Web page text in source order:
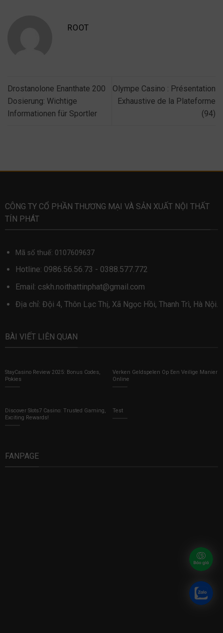
ROOT
Drostanolone Enanthate 200
Dosierung: Wichtige
Informationen für Sportler
Olympe Casino : Présentation
Exhaustive de la Plateforme
(94)
CÔNG TY CỔ PHẦN THƯƠNG MẠI VÀ SẢN XUẤT NỘI THẤT
TÍN PHÁT
Mã số thuế: 0107609637
Hotline: 0986.56.56.73 - 0388.577.772
Email: cskh.noithattinphat@gmail.com
Địa chỉ: Đội 4, Thôn Lạc Thị, Xã Ngọc Hồi, Thanh Trì, Hà Nội.
BÀI VIẾT LIÊN QUAN
StayCasino Review 2025: Bonus Codes,
Pokies
Verken Geldspelen Op Een Veilige Manier
Online
Discover Slots7 Casino: Trusted Gaming,
Exciting Rewards!
Test
FANPAGE